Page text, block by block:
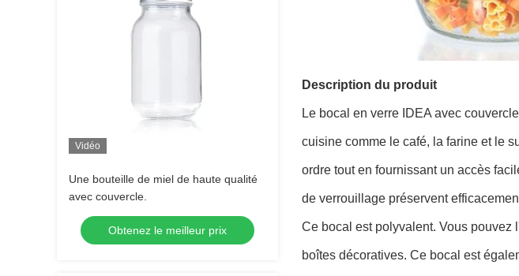
Vidéo
Une bouteille de miel de haute qualité
avec couvercle.
Obtenez le meilleur prix
Description du produit
Le bocal en verre IDEA avec
cuisine comme le café, la farine et le
ordre tout en fournissant un accès
de verrouillage préservent
Ce bocal est polyvalent. Vous pouvez
boîtes décoratives. Ce bocal est